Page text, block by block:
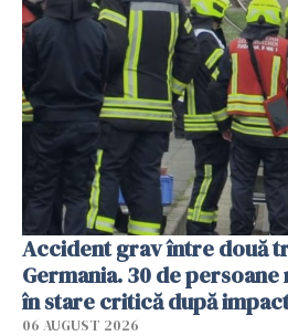
Accident grav între două
Germania. 30 de
în stare critică după
06 AUGUST 2026